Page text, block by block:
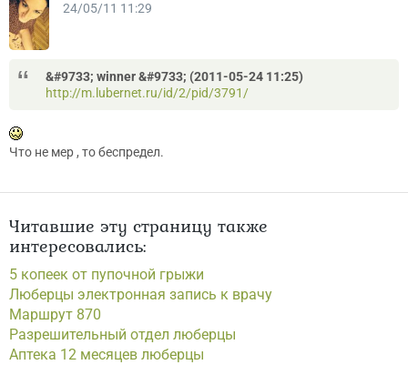
24/05/11 11:29
&#9733; winner &#9733; (2011-05-24 11:25)
http://m.lubernet.ru/id/2/pid/3791/
Что не мер , то беспредел.
Читавшие эту страницу также
интересовались:
5 копеек от пупочной грыжи
Люберцы электронная запись к врачу
Маршрут 870
Разрешительный отдел люберцы
Аптека 12 месяцев люберцы